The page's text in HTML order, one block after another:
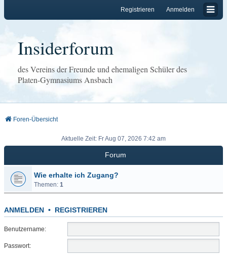
Anmelden
Registrieren
Insiderforum
des Vereins der Freunde und ehemaligen Schüler des
Platen-Gymnasiums Ansbach
Foren-Übersicht
Aktuelle Zeit: Fr Aug 07, 2026 7:42 am
Forum
Wie erhalte ich Zugang?
Themen: 1
ANMELDEN • REGISTRIEREN
Benutzername:
Passwort: